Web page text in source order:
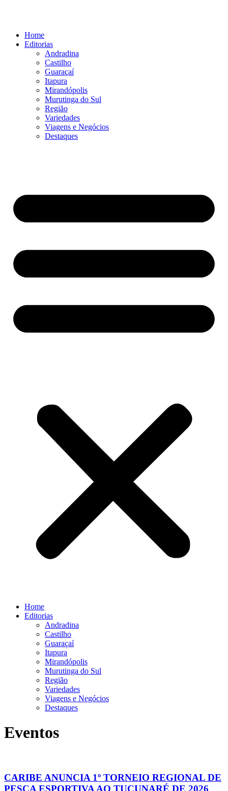
conteúdoHome
Editorias
Andradina
Castilho
Guaraçaí
Itapura
Mirandópolis
Murutinga do Sul
Região
Variedades
Viagens e Negócios
Destaques
Home
Editorias
Andradina
Castilho
Guaraçaí
Itapura
Mirandópolis
Murutinga do Sul
Região
Variedades
Viagens e Negócios
Destaques
Eventos
CARIBE ANUNCIA 1º TORNEIO REGIONAL DE
PESCA ESPORTIVA AO TUCUNARÉ DE 2026